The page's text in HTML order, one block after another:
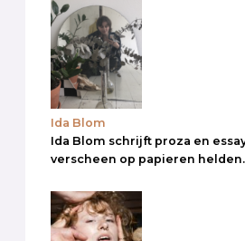
Ida Blom
Ida Blom schrijft proza en
verscheen op papieren helden.